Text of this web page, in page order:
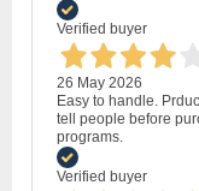
Verified buyer
26 May 2026
Easy to handle.
tell people before
programs.
Verified buyer